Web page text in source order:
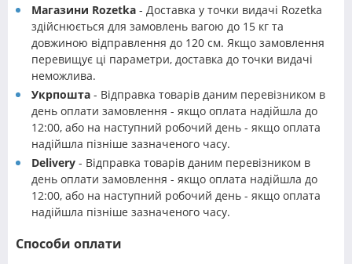
Магазини Rozetka - Доставка у точки видачі Rozetka
здійснюється для замовлень вагою до 15 кг та
довжиною відправлення до 120 см. Якщо замовлення
перевищує ці параметри, доставка до точки видачі
неможлива.
Укрпошта - Відправка товарів даним перевізником в
день оплати замовлення - якщо оплата надійшла до
12:00, або на наступний робочий день - якщо оплата
надійшла пізніше зазначеного часу.
Delivery - Відправка товарів даним перевізником в
день оплати замовлення - якщо оплата надійшла до
12:00, або на наступний робочий день - якщо оплата
надійшла пізніше зазначеного часу.
Способи оплати